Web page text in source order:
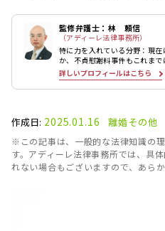
監修弁護士：林 頼信
（アディーレ法律事務所）
特に力を入れている分野：現
か、不貞慰謝料事件もこれまで
詳しいプロフィールはこちら
作成日: 2025.01.16 離婚その他
※この記事は、一般的な法律知識の
す。アディーレ法律事務所では、具
れない場合もございますので、あら